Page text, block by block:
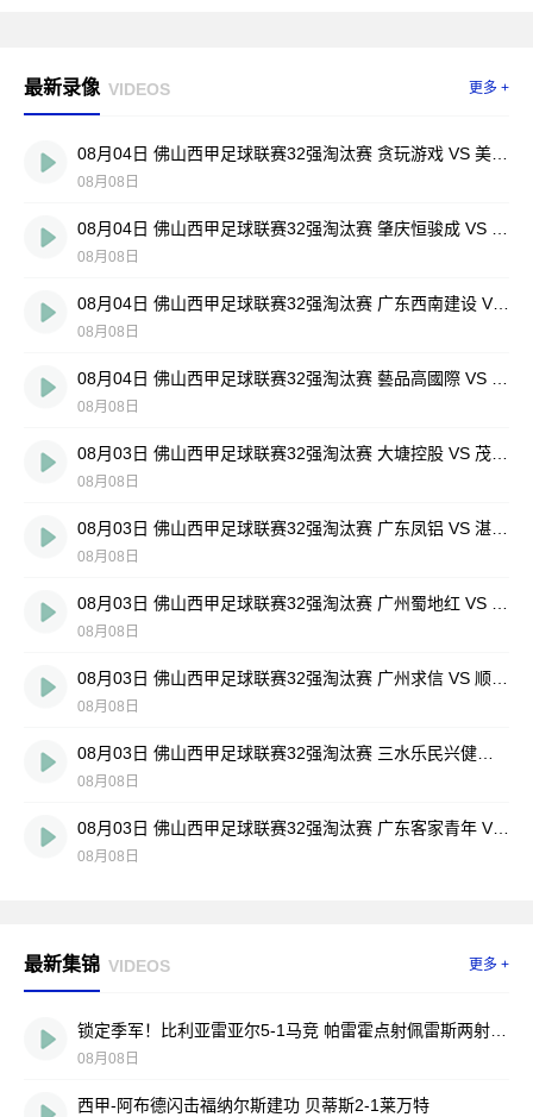
最新录像 VIDEOS 更多 +
08月08日
08月08日
08月04日 佛山西甲足球联赛32强淘汰赛 广东西南建设 VS 香港圣徒 全场录像
08月08日
08月08日
08月08日
08月08日
08月08日
08月08日
08月08日
08月03日 佛山西甲足球联赛32强淘汰赛 广东客家青年 VS 广州英华思力U17 全场录像
08月08日
最新集锦 VIDEOS 更多 +
08月08日
西甲-阿布德闪击福纳尔斯建功 贝蒂斯2-1莱万特